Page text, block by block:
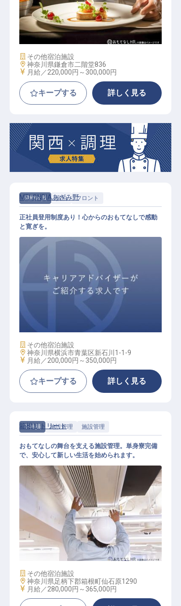
フレンチ（洋食） / 正社員
施設業態
その他宿泊施設
勤務地
神奈川県鎌倉市二階堂836
給与
月給／220,000円～ 300,000円
キープする 詳しく見る
契約社員 宿泊 フロント
フロント業務
MELONDIAあざみ野
正社員登用制度あり！心からのおもてなしで感動
と寛ぎを。
施設業態
その他宿泊施設
勤務地
神奈川県横浜市青葉区新石川1-1-9
給与
月給／200,000円～ 350,000円
キープする 詳しく見る
正社員 施設管理 施設管理
施設管理スタッフ
箱根リトリート
おもてなしの舞台を支える施設管理。単身寮完備
で、安心して新しい生活を始められます。
施設業態
その他宿泊施設
勤務地
神奈川県足柄下郡箱根町仙石原1290
給与
月給／280,000円～ 365,000円